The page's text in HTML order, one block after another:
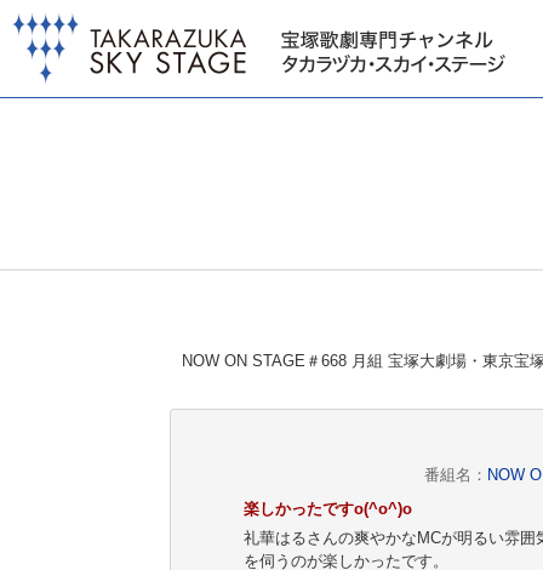
NOW ON STAGE＃668 月組 宝塚大劇場・東京
番組名： NOW
楽しかったですo(^o^)o
礼華はるさんの爽やかなMCが明るい雰
を伺うのが楽しかったです。